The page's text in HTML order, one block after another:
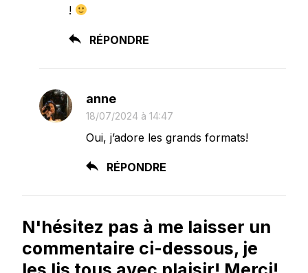
!
RÉPONDRE
anne
18/07/2024 à 14:47
Oui, j’adore les grands formats!
RÉPONDRE
N'hésitez pas à me laisser un
commentaire ci-dessous, je